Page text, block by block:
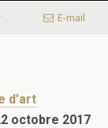
E-mail
d’art
octobre 2017